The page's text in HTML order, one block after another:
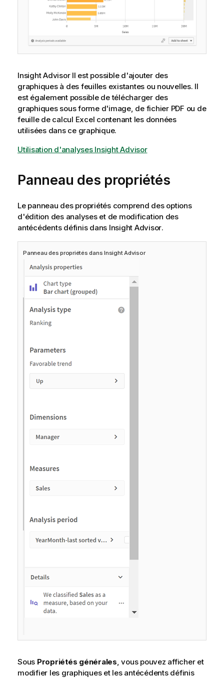
Insight AdvisorIl est possible d'ajouter des
graphiques à des feuilles existantes ou nouvelles. Il
est également possible de télécharger des
graphiques sous forme d'image, de fichier PDF ou de
feuille de calcul Excel contenant les données
utilisées dans ce graphique.
Utilisation d'analyses Insight Advisor
Panneau des propriétés
Le panneau des propriétés comprend des options
d'édition des analyses et de modification des
antécédents définis dans Insight Advisor.
Panneau des propriétés dans Insight Advisor
Sous Propriétés générales , vous pouvez afficher et
modifier les graphiques et les antécédents définis